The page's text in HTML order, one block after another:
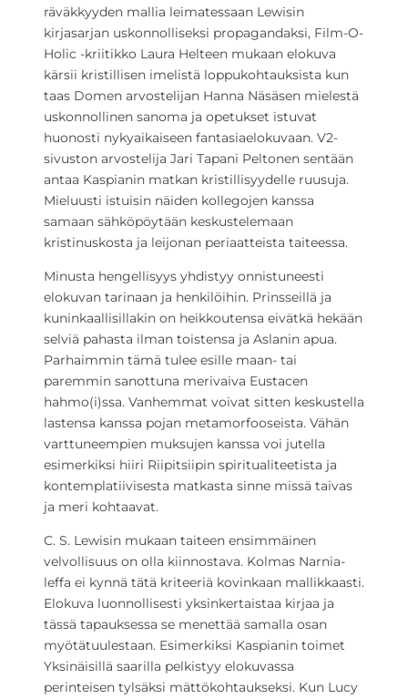
räväkkyyden mallia leimatessaan Lewisin
kirjasarjan uskonnolliseksi propagandaksi, Film-O-
Holic -kriitikko Laura Helteen mukaan elokuva
kärsii kristillisen imelistä loppukohtauksista kun
taas Domen arvostelijan Hanna Näsäsen mielestä
uskonnollinen sanoma ja opetukset istuvat
huonosti nykyaikaiseen fantasiaelokuvaan. V2-
sivuston arvostelija Jari Tapani Peltonen sentään
antaa Kaspianin matkan kristillisyydelle ruusuja.
Mieluusti istuisin näiden kollegojen kanssa
samaan sähköpöytään keskustelemaan
kristinuskosta ja leijonan periaatteista taiteessa.
Minusta hengellisyys yhdistyy onnistuneesti
elokuvan tarinaan ja henkilöihin. Prinsseillä ja
kuninkaallisillakin on heikkoutensa eivätkä hekään
selviä pahasta ilman toistensa ja Aslanin apua.
Parhaimmin tämä tulee esille maan- tai
paremmin sanottuna merivaiva Eustacen
hahmo(i)ssa. Vanhemmat voivat sitten keskustella
lastensa kanssa pojan metamorfooseista. Vähän
varttuneempien muksujen kanssa voi jutella
esimerkiksi hiiri Riipitsiipin spiritualiteetista ja
kontemplatiivisesta matkasta sinne missä taivas
ja meri kohtaavat.
C. S. Lewisin mukaan taiteen ensimmäinen
velvollisuus on olla kiinnostava. Kolmas Narnia-
leffa ei kynnä tätä kriteeriä kovinkaan mallikkaasti.
Elokuva luonnollisesti yksinkertaistaa kirjaa ja
tässä tapauksessa se menettää samalla osan
myötätuulestaan. Esimerkiksi Kaspianin toimet
Yksinäisillä saarilla pelkistyy elokuvassa
perinteisen tylsäksi mättökohtaukseksi. Kun Lucy